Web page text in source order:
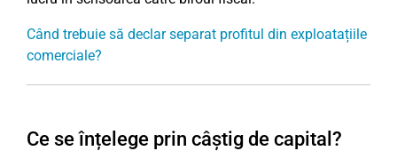
Când trebuie să declar separat profitul din exploatațiile
comerciale?
Ce se înțelege prin câștig de capital?